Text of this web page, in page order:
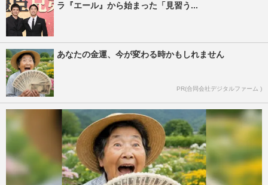
ラ『エール』から始まった「見習う...
あなたの金運、今が変わる時かもしれません
PR(合同会社デジタルファーム )